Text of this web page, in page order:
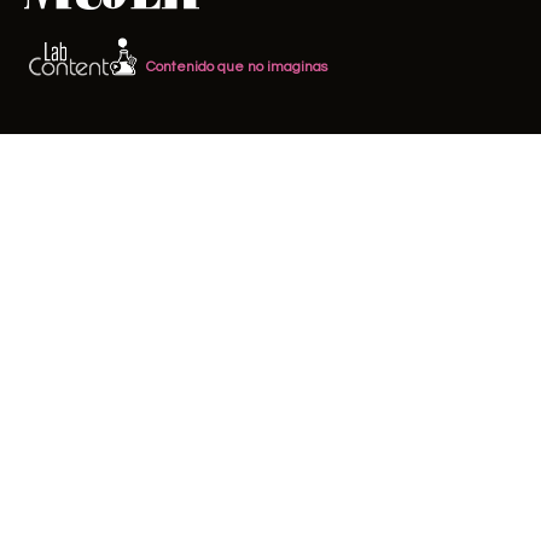
Contenido que no imaginas